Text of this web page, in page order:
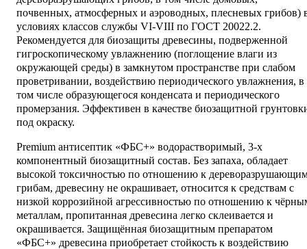
почвенных, атмосферных и аэроводных, плесневых грибов)
условиях классов службы VI-VIII по ГОСТ 20022.2.
Рекомендуется для биозащиты древесины, подверженной
гигроскопическому увлажнению (поглощение влаги из
окружающей среды) в замкнутом пространстве при слабом
проветривании, воздействию периодического увлажнения, в
том числе образующегося конденсата и периодического
промерзания. Эффективен в качестве биозащитной
под окраску.
Premium антисептик «ФБС+» водорастворимый, 3-х
компонентный биозащитный состав. Без запаха, обладает
высокой токсичностью по отношению к
грибам, древесину не окрашивает, относится к средствам с
низкой коррозийной агрессивностью по отношению к
металлам, пропитанная древесина легко склеивается и
окрашивается. Защищённая биозащитным препаратом
«ФБС+» древесина приобретает стойкость к воздействию